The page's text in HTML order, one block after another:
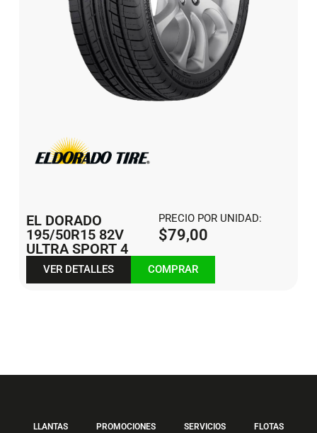
EL DORADO
195/50R15 82V
ULTRA SPORT 4
PRECIO POR UNIDAD:
$79,00
VER DETALLES COMPRAR
LLANTAS PROMOCIONES SERVICIOS FLOTAS